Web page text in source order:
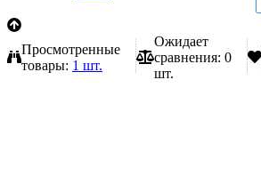
Просмотренные
товары: 1 шт.
Ожидает
сравнения: 0
шт.